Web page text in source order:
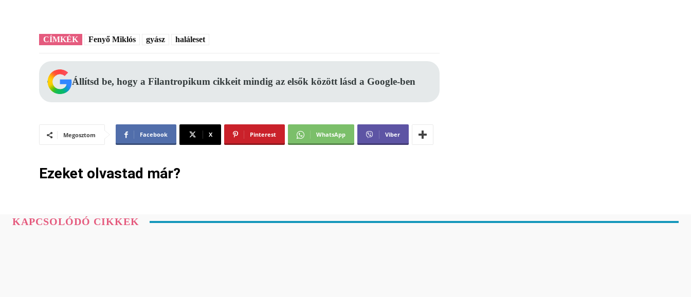
CÍMKÉK Fenyő Miklós gyász haláleset
Állítsd be, hogy a Filantropikum cikkeit mindig az elsők között lásd a Google-ben
Megosztom Facebook X Pinterest WhatsApp Viber
Ezeket olvastad már?
KAPCSOLÓDÓ CIKKEK